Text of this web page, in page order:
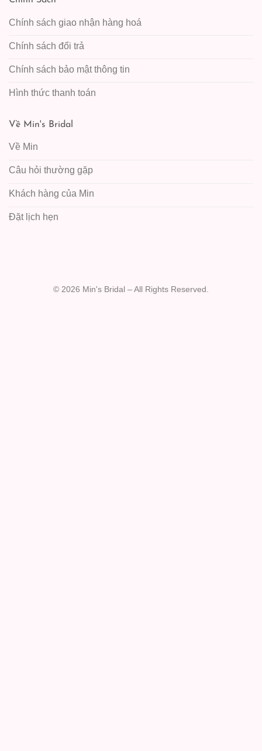
Chính sách giao nhận hàng hoá
Chính sách đổi trả
Chính sách bảo mật thông tin
Hình thức thanh toán
Về Min's Bridal
Về Min
Câu hỏi thường gặp
Khách hàng của Min
Đặt lịch hẹn
© 2026 Min's Bridal – All Rights Reserved.